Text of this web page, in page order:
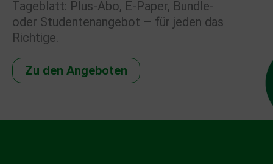
Tageblatt: Plus-Abo, E-Paper, Bundle-
oder Studentenangebot – für jeden das
Richtige.
Zu den Angeboten